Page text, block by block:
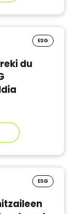
ESG
du
ESG